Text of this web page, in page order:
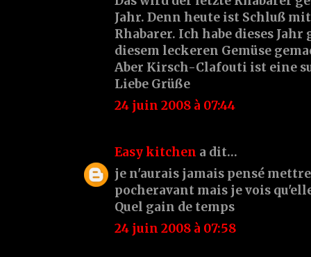
Jahr. Denn heute ist Schluß
Rhabarer. Ich habe dieses
diesem leckeren Gemüse
Aber Kirsch-Clafouti ist eine
Liebe Grüße
24 juin 2008 à 07:44
Easy kitchen a dit…
je n'aurais jamais pensé
pocheravant mais je vois
Quel gain de temps
24 juin 2008 à 07:58